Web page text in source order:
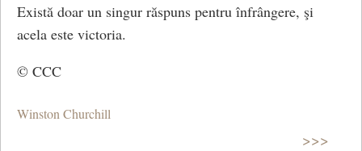
Există doar un singur răspuns pentru înfrângere, şi
acela este victoria.
© CCC
Winston Churchill
>>>